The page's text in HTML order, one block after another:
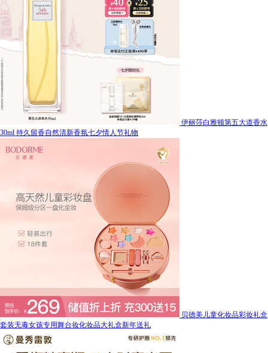
伊丽莎白雅顿第五大道香水
30ml 持久留香自然清新香氛七夕情人节礼物
贝德美儿童化妆品彩妆礼盒
套装无毒女孩专用舞台妆化妆品大礼盒新年送礼